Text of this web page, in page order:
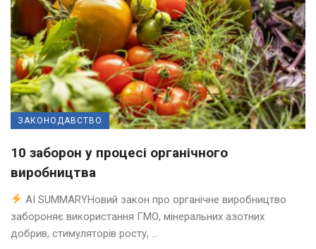
ЗАКОНОДАВСТВО
10 заборон у процесі органічного
виробництва
AI SUMMARYНовий закон про органічне виробництво
забороняє використання ГМО, мінеральних азотних
добрив, стимуляторів росту, ...